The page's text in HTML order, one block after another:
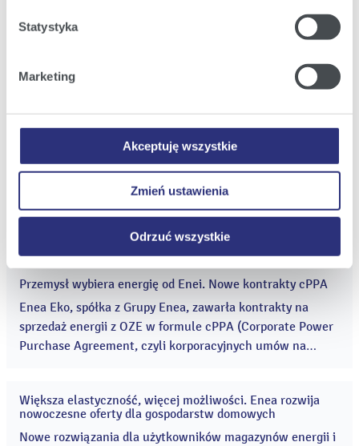
zgodę na umieszczenie wszystkich rodzajów plików
cookie z których korzystamy, na Państwa urządzeniu.
jakie rodzaje plików cookie będziemy umieszczać w
KlikającOdrzuć wszystkie, odmawiacie Państwo
dotyczy jednak plików cookie niezbędnych do
prawidłowego wyświetlania i działania naszych stron
Statystyka
Marketing
Akceptuję wszystkie
Zmień ustawienia
Odrzuć wszystkie
Enea wspiera kampanię informacyjną Towarzystwa Obrotu
Zobacz szczegóły
Powiązane informacje
29
2026
Przemysł wybiera energię od Enei. Nowe kontrakty cPPA
Enea Eko, spółka z Grupy Enea, zawarła kontrakty na
sprzedaż energii z OZE w formule cPPA (Corporate Power
Purchase Agreement, czyli korporacyjnych umów na
21
2026
Większa elastyczność, więcej możliwości. Enea rozwija
nowoczesne oferty dla gospodarstw domowych
Nowe rozwiązania dla użytkowników magazynów energii i